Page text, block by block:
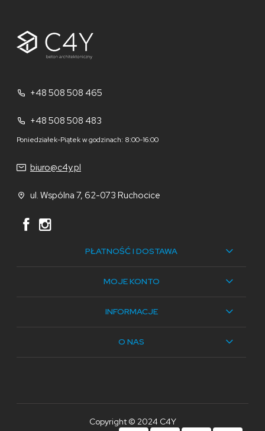
+48 508 508 465
+48 508 508 483
Poniedziałek-Piątek w godzinach: 8:00-16:00
biuro@c4y.pl
ul. Wspólna 7, 62-073 Ruchocice
PŁATNOŚĆ I DOSTAWA
MOJE KONTO
INFORMACJE
O NAS
Copyright © 2024 C4Y